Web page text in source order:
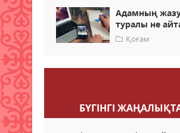
Адамның
туралы не
Қоғам
БҮГІНГI